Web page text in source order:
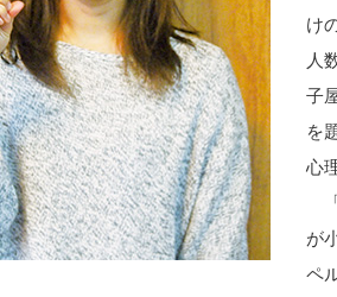
け
人
子
を
心
が
ペ